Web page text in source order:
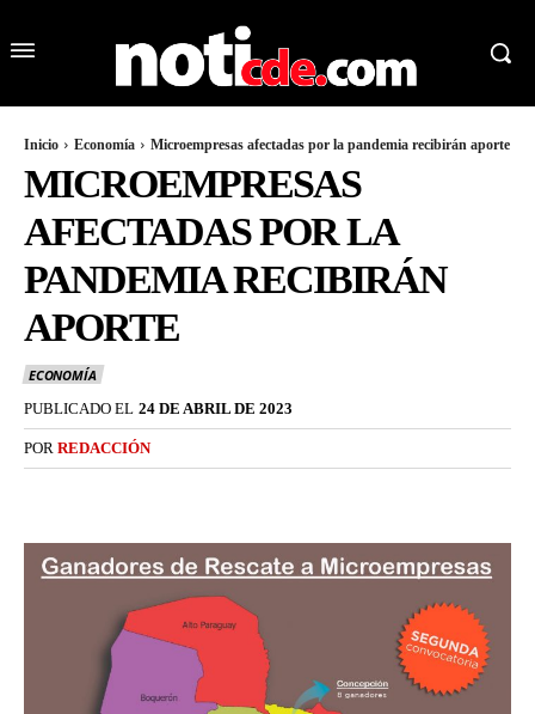
Inicio Economía Microempresas afectadas por la pandemia recibirán aporte
MICROEMPRESAS
AFECTADAS POR LA
PANDEMIA RECIBIRÁN
APORTE
ECONOMÍA
PUBLICADO EL 24 DE ABRIL DE 2023
POR REDACCIÓN